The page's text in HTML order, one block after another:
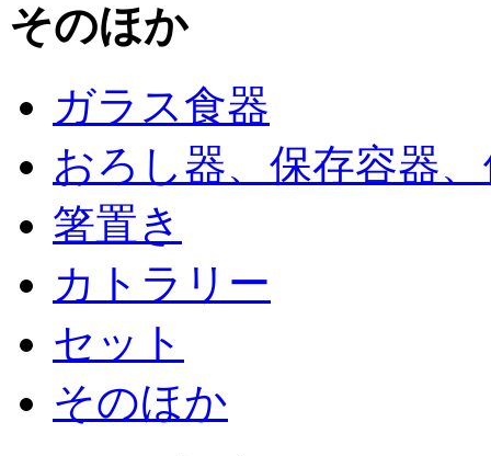
そのほか
ガラス食器
おろし器、保存容器
箸置き
カトラリー
セット
そのほか